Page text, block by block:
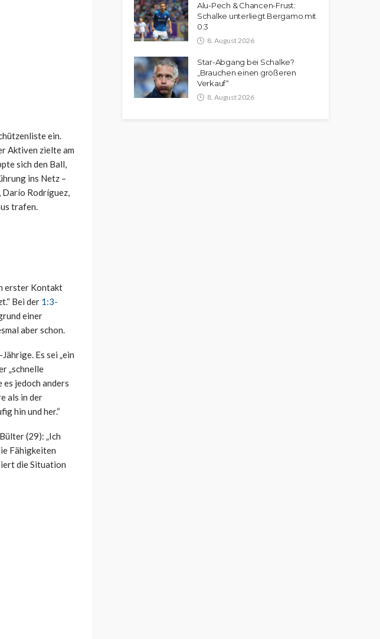
ein.
Aktiven zielte am
sich den Ball,
ins Netz –
Darío Rodríguez,
trafen.
erster Kontakt
Bei der 1:3-
einer
aber schon.
Es sei „ein
„schnelle
es jedoch anders
als in der
hin und her.“
(29): „Ich
Fähigkeiten
die Situation
Alu-Pech & Chancen-Frust:
Schalke unterliegt Bergamo mit
0:3
8. August 2026
Star-Abgang bei Schalke?
„Brauchen einen größeren
Verkauf“
8. August 2026